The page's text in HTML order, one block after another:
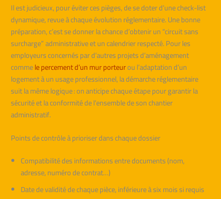
Il est judicieux, pour éviter ces pièges, de se doter d’une check-list
dynamique, revue à chaque évolution réglementaire. Une bonne
préparation, c’est se donner la chance d’obtenir un “circuit sans
surcharge” administrative et un calendrier respecté. Pour les
employeurs concernés par d’autres projets d’aménagement
commele percement d’un mur porteurou l’adaptation d’un
logement à un usage professionnel, la démarche réglementaire
suit la même logique : on anticipe chaque étape pour garantir la
sécurité et la conformité de l’ensemble de son chantier
administratif.
Points de contrôle à prioriser dans chaque dossier
Compatibilité des informations entre documents (nom,
adresse, numéro de contrat…)
Date de validité de chaque pièce, inférieure à six mois si requis